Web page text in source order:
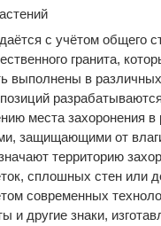
с учётом общего
гранита,
выполнены в
места
защищающими от
территорию
сплошных стен или
современных
и другие знаки,